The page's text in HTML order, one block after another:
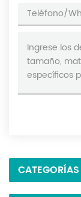
CATEGORÍAS